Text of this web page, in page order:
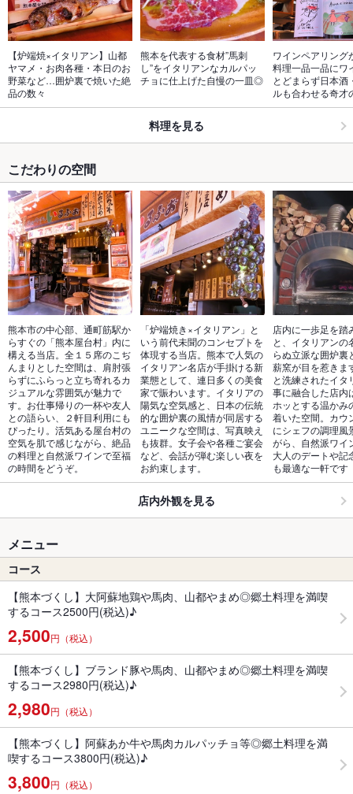
【炉端焼×イタリアン】山都
ヤマメ・お肉各種・本日のお
野菜など…囲炉裏で焼いた絶
品の数々
熊本を代表する食材”馬刺
し”をイタリアンなカルパッ
チョに仕上げた自慢の一皿◎
ワインペアリン
料理一品一品にワ
とどまらず日本酒
ルも合わせる奇才
料理を見る
こだわりの空間
熊本市の中心部、通町筋駅か
らすぐの「熊本屋台村」内に
構える当店。全１５席のこぢ
んまりとした空間は、肩肘張
らずにふらっと立ち寄れるカ
ジュアルな雰囲気が魅力で
す。お仕事帰りの一杯や友人
との語らい、２軒目利用にも
ぴったり。活気ある屋台村の
空気を肌で感じながら、絶品
の料理と自然派ワインで至福
の時間をどうぞ。
「炉端焼き×イタリアン」と
いう前代未聞のコンセプトを
体現する当店。熊本で人気の
イタリアン名店が手掛ける新
業態として、連日多くの美食
家で賑わいます。イタリアの
陽気な空気感と、日本の伝統
的な囲炉裏の風情が同居する
ユニークな空間は、写真映え
も抜群。女子会や各種ご宴会
など、会話が弾む楽しい夜を
お約束します。
店内に一歩足を踏
と、イタリアンの
らぬ立派な囲炉裏
薪窯が目を惹きま
と洗練されたイタ
事に融合した店内
ホッとする温かみ
着いた空間。カウ
にシェフの調理風
がら、自然派ワイ
大人のデートや記
も最適な一軒です
店内外観を見る
メニュー
コース
【熊本づくし】大阿蘇地鶏や馬肉、山都やまめ◎郷土料理を満喫
するコース2500円(税込)♪
2,500円（税込）
【熊本づくし】ブランド豚や馬肉、山都やまめ◎郷土料理を満喫
するコース2980円(税込)♪
2,980円（税込）
【熊本づくし】阿蘇あか牛や馬肉カルパッチョ等◎郷土料理を満
喫するコース3800円(税込)♪
3,800円（税込）